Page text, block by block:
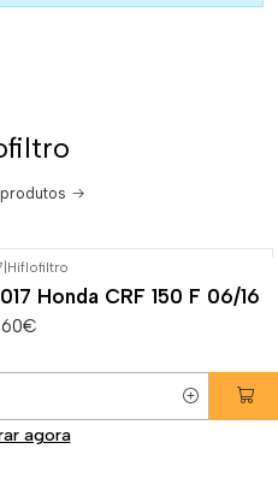
Hiflofiltro
Honda CRF 150 F 06/16
agora